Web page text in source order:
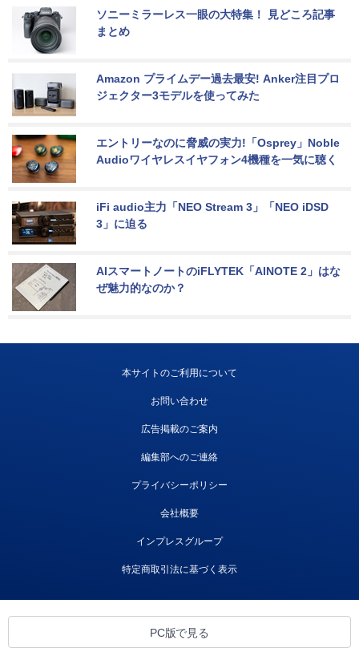
ソニーミラーレス一眼の大特集！ 見どころ記事
まとめ
Amazon プライムデー過去最安! Anker注目プロ
ジェクター3モデルを使ってみた
エントリーなのに脅威の実力!「Osprey」Noble
Audioワイヤレスイヤフォン4機種を一気に聴く
iFi audio主力「NEO Stream 3」「NEO iDSD
3」に迫る
AIスマートノートのiFLYTEK「AINOTE 2」はな
ぜ魅力的なのか？
本サイトのご利用について
お問い合わせ
広告掲載のご案内
編集部へのご連絡
プライバシーポリシー
会社概要
インプレスグループ
特定商取引法に基づく表示
PC版で見る